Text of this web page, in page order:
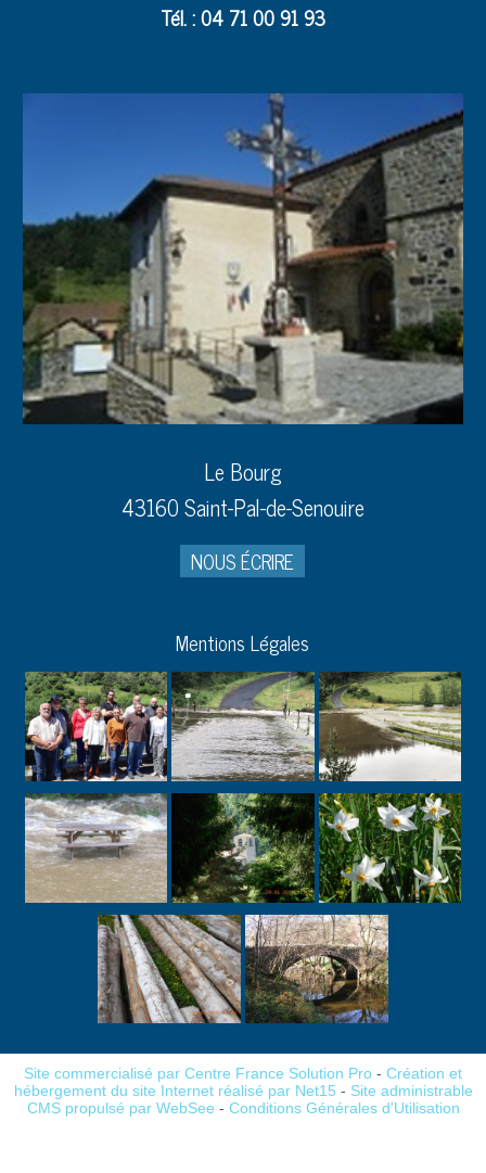
Tél. : 04 71 00 91 93
Le Bourg
43160 Saint-Pal-de-Senouire
NOUS ÉCRIRE
Mentions Légales
Site commercialisé par Centre France Solution Pro - Création et
hébergement du site Internet réalisé par Net15 - Site administrable
CMS propulsé par WebSee - Conditions Générales d'Utilisation